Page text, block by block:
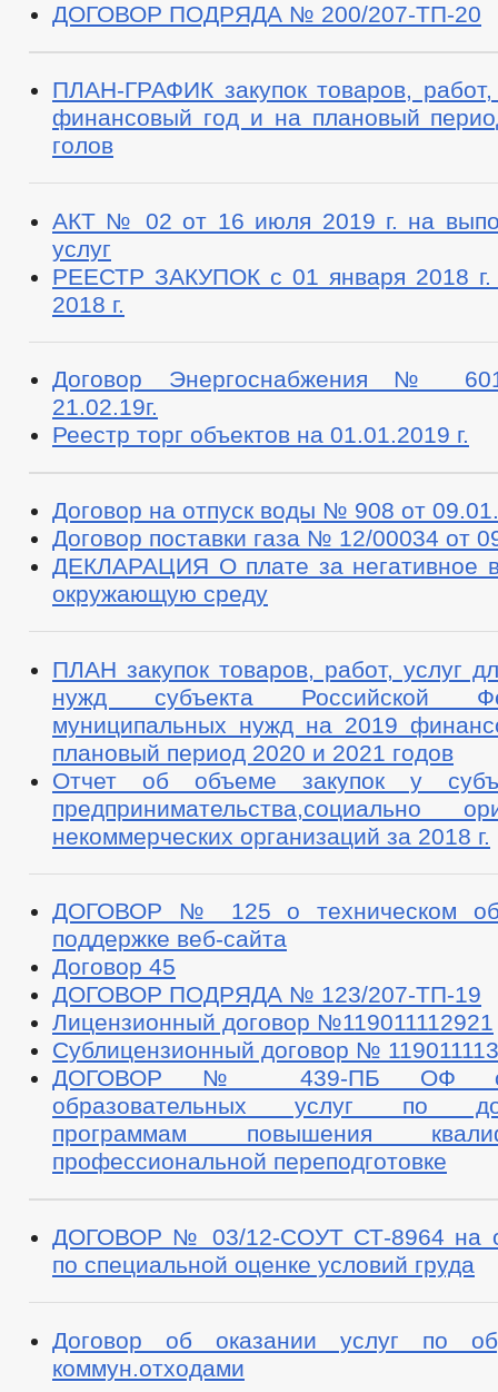
ДОГОВОР ПОДРЯДА № 200/207-ТП-20
ПЛАН-ГРАФИК закупок товаров,
финансовый год и на плановый
голов
АКТ № 02 от 16 июля 2019 г. на
услуг
РЕЕСТР ЗАКУПОК с 01 января 2018 г.
2018 г.
Договор Энергоснабжения №
21.02.19г.
Реестр торг объектов на 01.01.2019 г.
Договор на отпуск воды № 908 от
Договор поставки газа № 12/00034 от
ДЕКЛАРАЦИЯ О плате за негативное
окружающую среду
ПЛАН закупок товаров, работ, услуг
нужд субъекта Российской
муниципальных нужд на 2019
плановый период 2020 и 2021 годов
Отчет об объеме закупок у
предпринимательства,социально
некоммерческих организаций за 2018 г.
ДОГОВОР № 125 о техническом
поддержке веб-сайта
Договор 45
ДОГОВОР ПОДРЯДА № 123/207-ТП-19
Лицензионный договор №119011112921
Сублицензионный договор №
ДОГОВОР № 439-ПБ ОФ об
образовательных услуг по
программам повышения
профессиональной переподготовке
ДОГОВОР № 03/12-СОУТ СТ-8964 на
по специальной оценке условий груда
Договор об оказании услуг по
коммун.отходами